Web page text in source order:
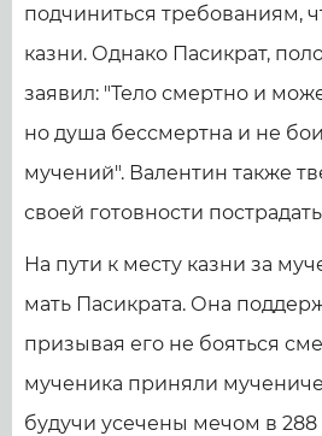
подчиниться требованиям,
казни. Однако Пасикрат,
заявил: "Тело смертно и
но душа бессмертна и не
мучений". Валентин также
своей готовности
На пути к месту казни за
мать Пасикрата. Она
призывая его не бояться
мученика приняли
будучи усечены мечом в 288